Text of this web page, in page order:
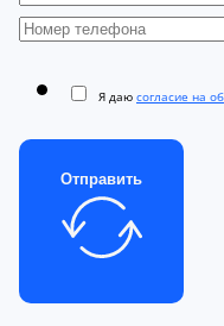
Я даю согласие на
Отправить